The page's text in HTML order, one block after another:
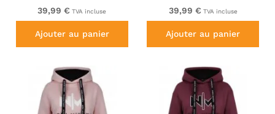
39,99 € TVA incluse
Ajouter au panier
39,99 € TVA incluse
Ajouter au panier